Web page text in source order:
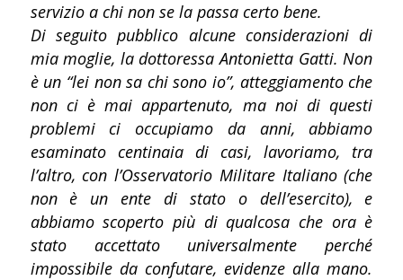
servizio a chi non se la passa certo bene.
Di seguito pubblico alcune considerazioni di
mia moglie, la dottoressa Antonietta Gatti. Non
è un “lei non sa chi sono io”, atteggiamento che
non ci è mai appartenuto, ma noi di questi
problemi ci occupiamo da anni, abbiamo
esaminato centinaia di casi, lavoriamo, tra
l’altro, con l’Osservatorio Militare Italiano (che
non è un ente di stato o dell’esercito), e
abbiamo scoperto più di qualcosa che ora è
stato accettato universalmente perché
impossibile da confutare, evidenze alla mano.